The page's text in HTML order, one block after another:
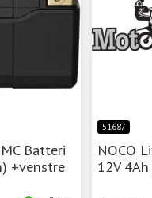
Batteri
+venstre
51687
NOCO
12V